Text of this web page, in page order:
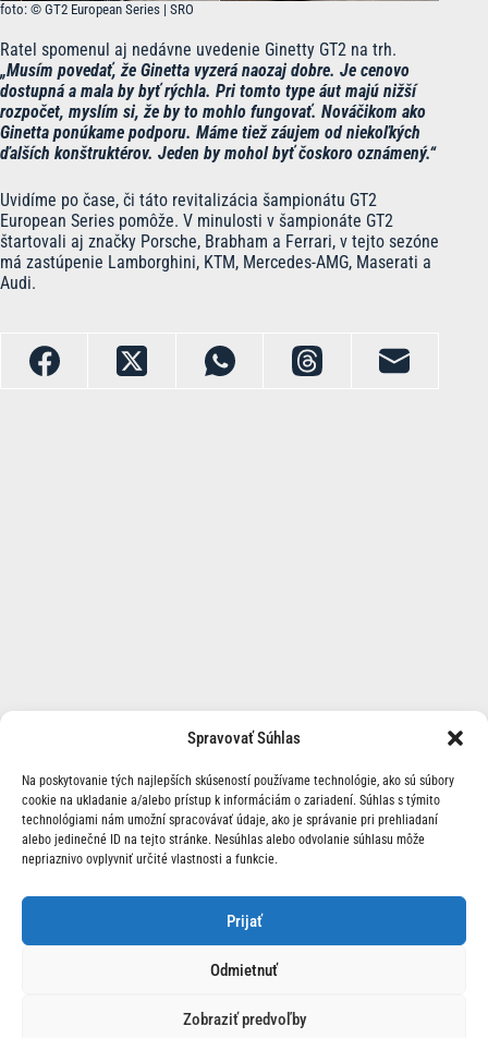
Spravovať Súhlas
Na poskytovanie tých najlepších skúseností používame technológie, ako sú súbory
cookie na ukladanie a/alebo prístup k informáciám o zariadení. Súhlas s týmito
technológiami nám umožní spracovávať údaje, ako je správanie pri prehliadaní
alebo jedinečné ID na tejto stránke. Nesúhlas alebo odvolanie súhlasu môže
nepriaznivo ovplyvniť určité vlastnosti a funkcie.
Prijať
Odmietnuť
Zobraziť predvoľby
foto: © GT2 European Series | SRO
Ratel spomenul aj nedávne uvedenie Ginetty GT2 na trh.
„Musím povedať, že Ginetta vyzerá naozaj dobre. Je cenovo
dostupná a mala by byť rýchla. Pri tomto type áut majú nižší
rozpočet, myslím si, že by to mohlo fungovať. Nováčikom ako
Ginetta ponúkame podporu. Máme tiež záujem od niekoľkých
ďalších konštruktérov. Jeden by mohol byť čoskoro oznámený.“
Uvidíme po čase, či táto revitalizácia šampionátu GT2
European Series pomôže. V minulosti v šampionáte GT2
štartovali aj značky Porsche, Brabham a Ferrari, v tejto sezóne
má zastúpenie Lamborghini, KTM, Mercedes-AMG, Maserati a
Audi.
O Nás | Kontakt